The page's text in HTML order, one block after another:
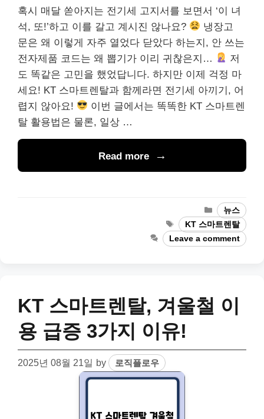
혹시 매달 쏟아지는 전기세 고지서를 보면서 ‘이 녀
석, 또!’하고 이를 갈고 계시진 않나요?
냉장고
문은 왜 이렇게 자주 열었다 닫았다 하는지, 안 쓰는
전자제품 코드는 왜 뽑기가 이리 귀찮은지…
저
도 똑같은 고민을 했었답니다. 하지만 이제 걱정 마
세요! KT 스마트렌탈과 함께라면 전기세 아끼기, 어
렵지 않아요!
이번 글에서는 똑똑한 KT 스마트렌
탈 활용법은 물론, 일상 …
Read more
Categories
뉴스
TagsKT 스마트렌탈
Leave a comment
KT 스마트렌탈, 겨울철 이
용 급증 3가지 이유!
2025년 08월 21일 by 로직플로우